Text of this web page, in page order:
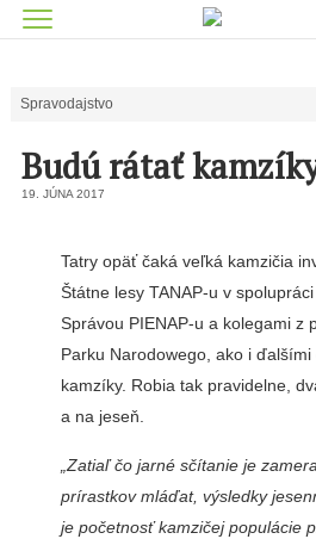
Spravodajstvo
Budú rátať
19. JÚNA 2017
Tatry opäť čaká veľká kamzičia
Štátne lesy TANAP-u v
Správou PIENAP-u a kolegami z
Parku Narodowego, ako i
kamzíky. Robia tak pravidelne,
a na jeseň.
„Zatiaľ čo jarné sčítanie je
prírastkov mláďat, výsledky
je početnosť kamzičej populácie